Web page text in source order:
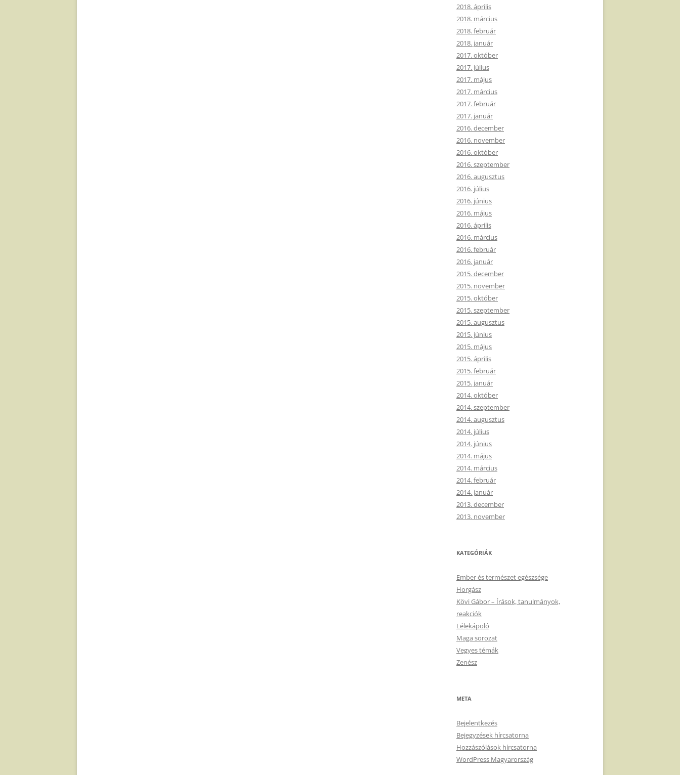
2018. április
2018. március
2018. február
2018. január
2017. október
2017. július
2017. május
2017. március
2017. február
2017. január
2016. december
2016. november
2016. október
2016. szeptember
2016. augusztus
2016. július
2016. június
2016. május
2016. április
2016. március
2016. február
2016. január
2015. december
2015. november
2015. október
2015. szeptember
2015. augusztus
2015. június
2015. május
2015. április
2015. február
2015. január
2014. október
2014. szeptember
2014. augusztus
2014. július
2014. június
2014. május
2014. március
2014. február
2014. január
2013. december
2013. november
KATEGÓRIÁK
Ember és természet egészsége
Horgász
Kövi Gábor – Írások, tanulmányok,
reakciók
Lélekápoló
Maga sorozat
Vegyes témák
Zenész
META
Bejelentkezés
Bejegyzések hírcsatorna
Hozzászólások hírcsatorna
WordPress Magyarország